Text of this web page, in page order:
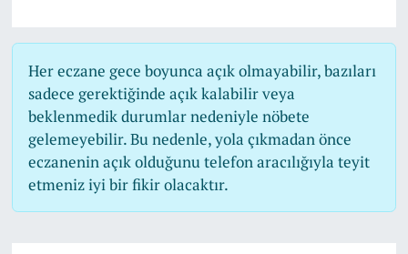
Her eczane gece boyunca açık olmayabilir, bazıları
sadece gerektiğinde açık kalabilir veya
beklenmedik durumlar nedeniyle nöbete
gelemeyebilir. Bu nedenle, yola çıkmadan önce
eczanenin açık olduğunu telefon aracılığıyla teyit
etmeniz iyi bir fikir olacaktır.